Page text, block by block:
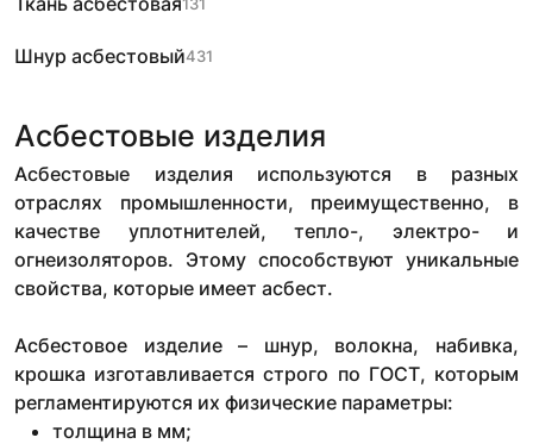
Шнур асбестовый431
Асбестовые изделия
Асбестовые изделия используются в разных
отраслях промышленности, преимущественно, в
качестве уплотнителей, тепло-, электро- и
огнеизоляторов. Этому способствуют уникальные
свойства, которые имеет асбест.
Асбестовое изделие – шнур, волокна, набивка,
крошка изготавливается строго по ГОСТ, которым
регламентируются их физические параметры:
толщина в мм;